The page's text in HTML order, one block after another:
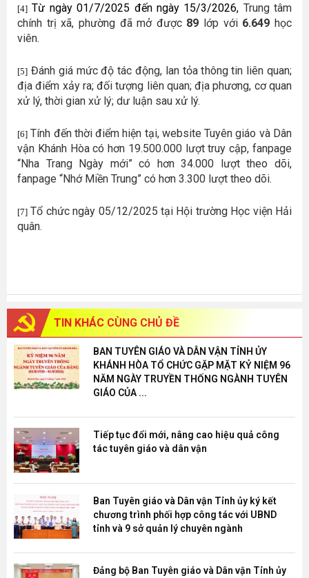
[4] Từ ngày 01/7/2025 đến ngày 15/3/2026, Trung tâm
chính trị xã, phường đã mở được 89 lớp với 6.649 học
viên.
[5] Đánh giá mức độ tác động, lan tỏa thông tin liên quan;
địa điểm xảy ra; đối tượng liên quan; địa phương, cơ quan
xử lý, thời gian xử lý; dư luận sau xử lý.
[6] Tính đến thời điểm hiện tại, website Tuyên giáo và Dân
vận Khánh Hòa có hơn 19.500.000 lượt truy cập, fanpage
“Nha Trang Ngày mới” có hơn 34.000 lượt theo dõi,
fanpage “Nhớ Miền Trung” có hơn 3.300 lượt theo dõi.
[7] Tổ chức ngày 05/12/2025 tại Hội trường Học viện Hải
quân.
TIN KHÁC CÙNG CHỦ ĐỀ
BAN TUYÊN GIÁO VÀ DÂN VẬN TỈNH ỦY
KHÁNH HÒA TỔ CHỨC GẶP MẶT KỶ NIỆM 96
NĂM NGÀY TRUYỀN THỐNG NGÀNH TUYÊN
GIÁO CỦA ...
Tiếp tục đổi mới, nâng cao hiệu quả công
tác tuyên giáo và dân vận
Ban Tuyên giáo và Dân vận Tỉnh ủy ký kết
chương trình phối hợp công tác với UBND
tỉnh và 9 sở quản lý chuyên ngành
Đảng bộ Ban Tuyên giáo và Dân vận Tỉnh ủy